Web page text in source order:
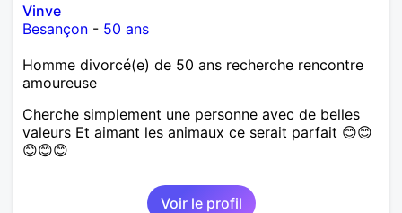
Vinve
Besançon - 50 ans
Homme divorcé(e) de 50 ans recherche rencontre
amoureuse
Cherche simplement une personne avec de belles
valeurs Et aimant les animaux ce serait parfait 😊😊
😊😊😊
Voir le profil